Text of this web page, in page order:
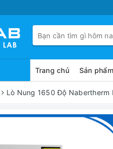
Trang chủ Sản phẩm
Lò Nung 1650 Độ Nabertherm